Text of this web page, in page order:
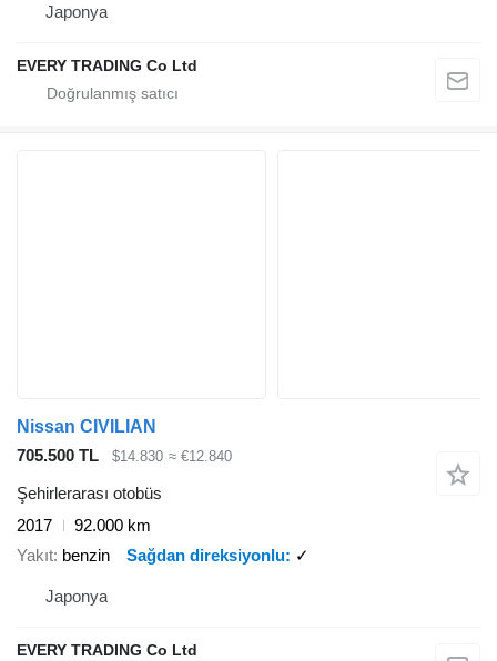
Japonya
EVERY TRADING Co Ltd
Nissan CIVILIAN
705.500 TL
$14.830 ≈ €12.840
Şehirlerarası otobüs
2017
92.000 km
Yakıt benzin Sağdan direksiyonlu ✓
Japonya
EVERY TRADING Co Ltd